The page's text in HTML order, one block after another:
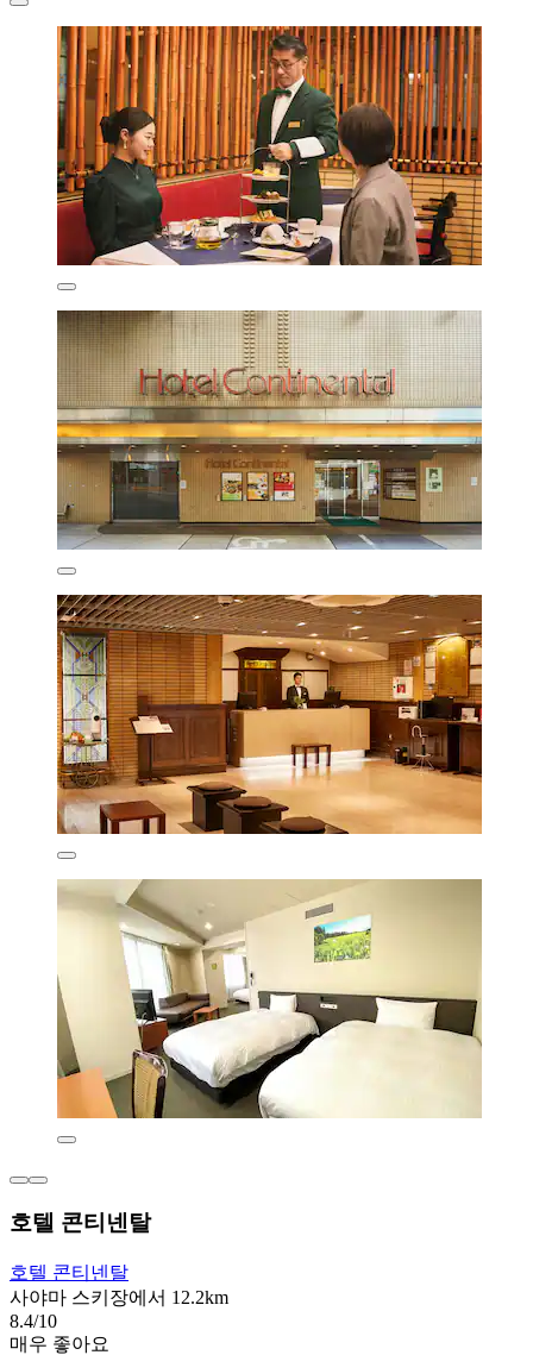
호텔 콘티넨탈
호텔 콘티넨탈
사야마 스키장에서 12.2km
8.4/10
매우 좋아요